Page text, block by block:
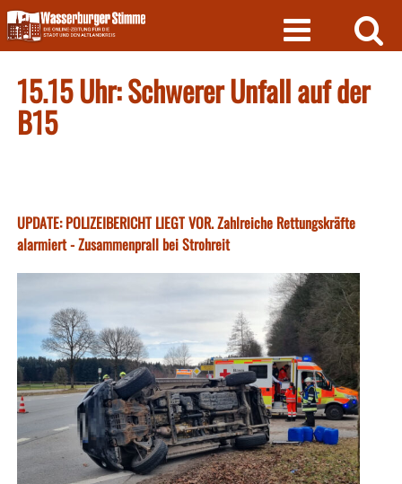
Skip
to
content
15.15 Uhr: Schwerer Unfall auf der
B15
UPDATE: POLIZEIBERICHT LIEGT VOR. Zahlreiche Rettungskräfte
alarmiert - Zusammenprall bei Strohreit